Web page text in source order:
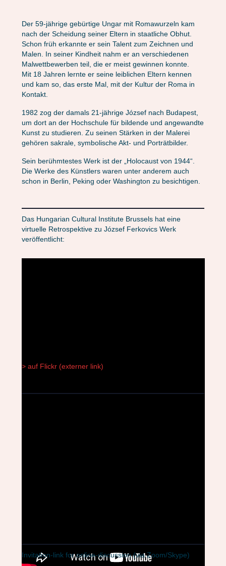
Der 59-jährige gebürtige Ungar mit Romawurzeln kam
nach der Scheidung seiner Eltern in staatliche Obhut.
Schon früh erkannte er sein Talent zum Zeichnen und
Malen. In seiner Kindheit nahm er an verschiedenen
Malwettbewerben teil, die er meist gewinnen konnte.
Mit 18 Jahren lernte er seine leiblichen Eltern kennen
und kam so, das erste Mal, mit der Kultur der Roma in
Kontakt.
1982 zog der damals 21-jährige József nach Budapest,
um dort an der Hochschule für bildende und angewandte
Kunst zu studieren. Zu seinen Stärken in der Malerei
gehören sakrale, symbolische Akt- und Porträtbilder.
Sein berühmtestes Werk ist der „Holocaust von 1944“.
Die Werke des Künstlers waren unter anderem auch
schon in Berlin, Peking oder Washington zu besichtigen.
Das Hungarian Cultural Institute Brussels hat eine
virtuelle Retrospektive zu József Ferkovics Werk
veröffentlicht:
> auf Flickr (externer link)
Invitation-link for online-discussion (via Zoom/Skype)